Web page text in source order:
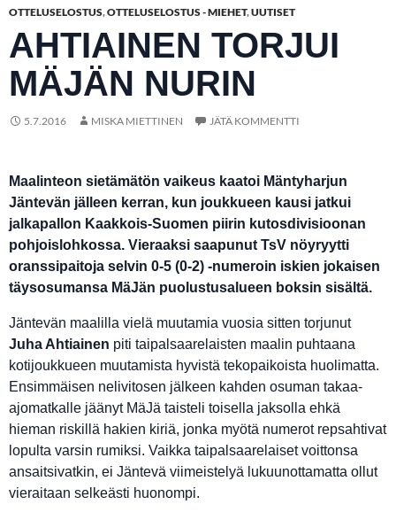
OTTELUSELOSTUS,OTTELUSELOSTUS - MIEHET,UUTISET
AHTIAINEN TORJUI
MÄJÄN NURIN
5.7.2016 MISKA MIETTINEN JÄTÄ KOMMENTTI
Maalinteon sietämätön vaikeus kaatoi Mäntyharjun
Jäntevän jälleen kerran, kun joukkueen kausi jatkui
jalkapallon Kaakkois-Suomen piirin kutosdivisioonan
pohjoislohkossa. Vieraaksi saapunut TsV nöyryytti
oranssipaitoja selvin 0-5 (0-2) -numeroin iskien jokaisen
täysosumansa MäJän puolustusalueen boksin sisältä.
Jäntevän maalilla vielä muutamia vuosia sitten torjunut
Juha Ahtiainen piti taipalsaarelaisten maalin puhtaana
kotijoukkueen muutamista hyvistä tekopaikoista huolimatta.
Ensimmäisen nelivitosen jälkeen kahden osuman takaa-
ajomatkalle jäänyt MäJä taisteli toisella jaksolla ehkä
hieman riskillä hakien kiriä, jonka myötä numerot repsahtivat
lopulta varsin rumiksi. Vaikka taipalsaarelaiset voittonsa
ansaitsivatkin, ei Jäntevä viimeistelyä lukuunottamatta ollut
vieraitaan selkeästi huonompi.